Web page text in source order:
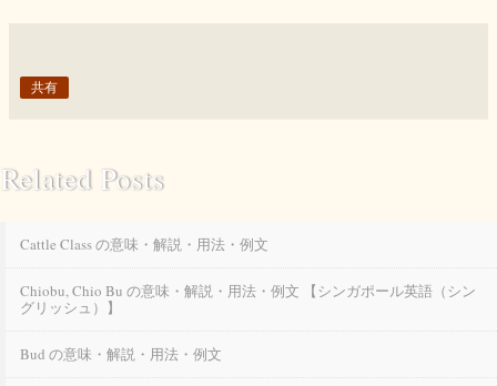
共有
Related Posts
Cattle Class の意味・解説・用法・例文
Chiobu, Chio Bu の意味・解説・用法・例文 【シンガポール英語（シン
グリッシュ）】
Bud の意味・解説・用法・例文